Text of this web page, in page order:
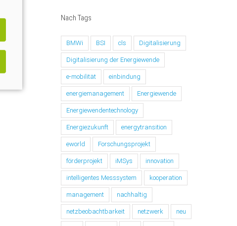
Nach Tags
BMWi BSI cls Digitalisierung
Digitalisierung der Energiewende
e-mobilität einbindung
energiemanagement Energiewende
Energiewendentechnology
Energiezukunft energytransition
eworld Forschungsprojekt
förderprojekt iMSys innovation
intelligentes Messsystem kooperation
management nachhaltig
netzbeobachtbarkeit netzwerk neu